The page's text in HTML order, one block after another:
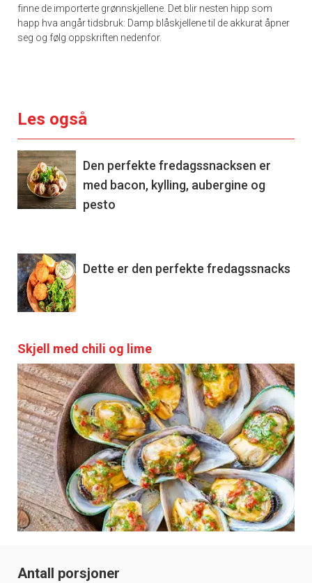
finne de importerte grønnskjellene. Det blir nesten hipp som
happ hva angår tidsbruk: Damp blåskjellene til de akkurat åpner
seg og følg oppskriften nedenfor.
Les også
Den perfekte fredagssnacksen er
med bacon, kylling, aubergine og
pesto
Dette er den perfekte fredagssnacks
Skjell med chili og lime
Antall porsjoner